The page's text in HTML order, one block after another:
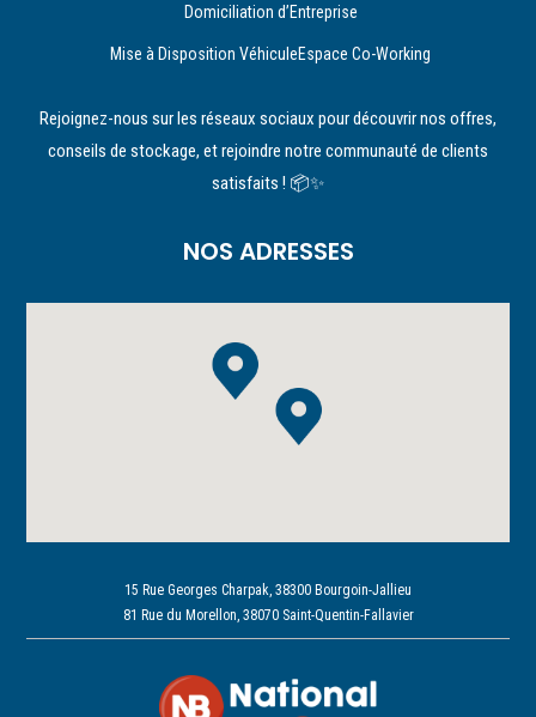
Domiciliation d’Entreprise
Mise à Disposition VéhiculeEspace Co-Working
Rejoignez-nous sur les réseaux sociaux pour découvrir nos offres,
conseils de stockage, et rejoindre notre communauté de clients
satisfaits ! 📦✨
NOS ADRESSES
15 Rue Georges Charpak, 38300 Bourgoin-Jallieu
81 Rue du Morellon, 38070 Saint-Quentin-Fallavier